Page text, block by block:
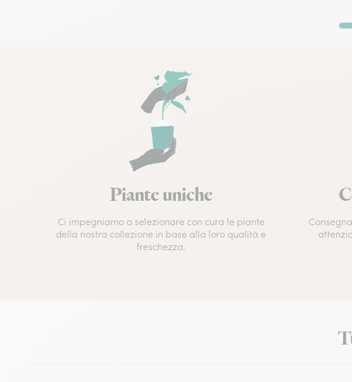
Piante uniche
Ci impegniamo a selezionare con cura le piante
della nostra collezione in base alla loro qualità e
freschezza.